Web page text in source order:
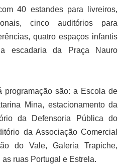
40 estandes para livreiros,
cinco auditórios para
quatro espaços infantis
escadaria da Praça Nauro
programação são: a Escola de
Mina, estacionamento da
da Defensoria Pública do
da Associação Comercial
do Vale, Galeria Trapiche,
ruas Portugal e Estrela.